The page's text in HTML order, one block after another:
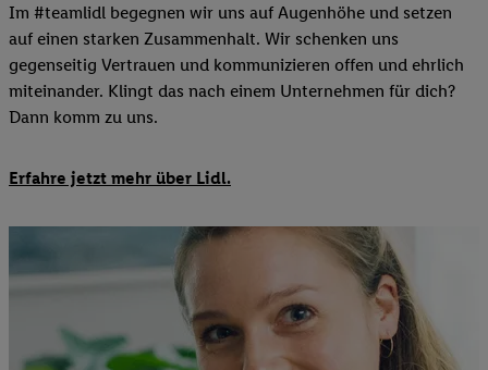
Im #teamlidl begegnen wir uns auf Augenhöhe und setzen
auf einen starken Zusammenhalt. Wir schenken uns
gegenseitig Vertrauen und kommunizieren offen und ehrlich
miteinander. Klingt das nach einem Unternehmen für dich?
Dann komm zu uns.​
Erfahre jetzt mehr über Lidl.